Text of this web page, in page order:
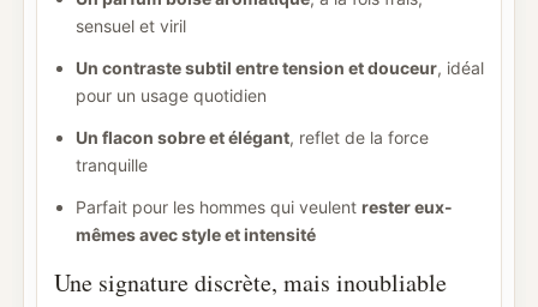
sensuel et viril
Un contraste subtil entre tension et douceur, idéal
pour un usage quotidien
Un flacon sobre et élégant, reflet de la force
tranquille
Parfait pour les hommes qui veulent rester eux-
mêmes avec style et intensité
Une signature discrète, mais inoubliable